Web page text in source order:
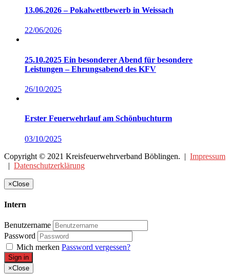
13.06.2026 – Pokalwettbewerb in Weissach
22/06/2026
25.10.2025 Ein besonderer Abend für besondere
Leistungen – Ehrungsabend des KFV
26/10/2025
Erster Feuerwehrlauf am Schönbuchturm
03/10/2025
Copyright © 2021 Kreisfeuerwehrverband Böblingen. | Impressum
| Datenschutzerklärung
×Close
Intern
Benutzername
Password
Mich merken Password vergessen?
Sign in
×Close